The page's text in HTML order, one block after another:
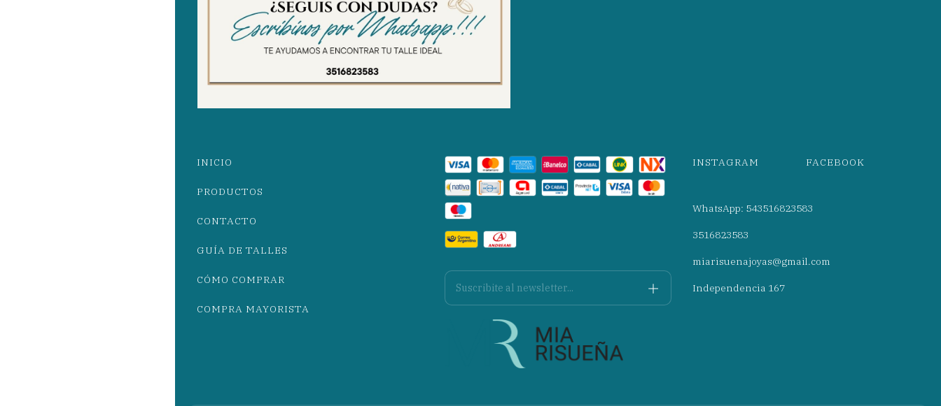
INICIO
PRODUCTOS
CONTACTO
GUÍA DE TALLES
CÓMO COMPRAR
COMPRA MAYORISTA
INSTAGRAM FACEBOOK
WhatsApp: 543516823583
3516823583
miarisuenajoyas@gmail.com
Independencia 167